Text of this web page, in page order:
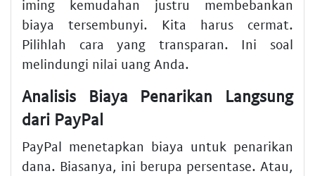
iming kemudahan justru membebankan
biaya tersembunyi. Kita harus cermat.
Pilihlah cara yang transparan. Ini soal
melindungi nilai uang Anda.
Analisis Biaya Penarikan Langsung
dari PayPal
PayPal menetapkan biaya untuk penarikan
dana. Biasanya, ini berupa persentase. Atau,